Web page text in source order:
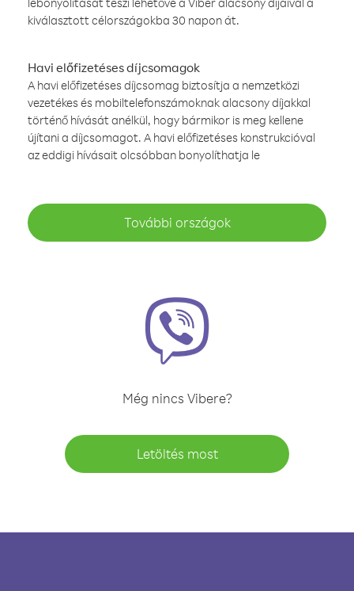
kiválasztott célországokba 30 napon át.
Havi előfizetéses díjcsomagok
A havi előfizetéses díjcsomag biztosítja a nemzetközi
vezetékes és mobiltelefonszámoknak alacsony díjakkal
történő hívását anélkül, hogy bármikor is meg kellene
újítani a díjcsomagot. A havi előfizetéses konstrukcióval
az eddigi hívásait olcsóbban bonyolíthatja le
További országok
Még nincs Vibere?
Letöltés most